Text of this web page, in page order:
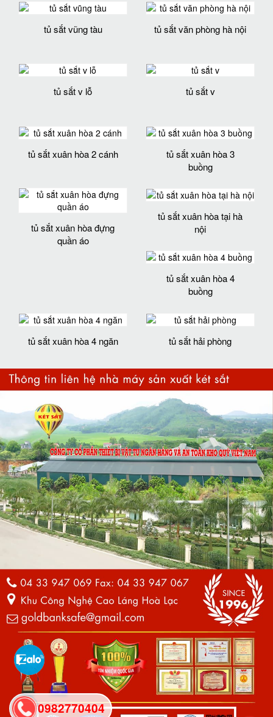
tủ sắt vũng tàu tủ sắt văn phòng hà nội
tủ sắt v lỗ tủ sắt v
tủ sắt xuân hòa 2 cánh
tủ sắt xuân hòa 3
buồng
tủ sắt xuân hòa đựng
quần áo
tủ sắt xuân hòa tại hà
nội
tủ sắt xuân hòa 4
buồng
tủ sắt xuân hòa 4 ngăn tủ sắt hải phòng
0982770404